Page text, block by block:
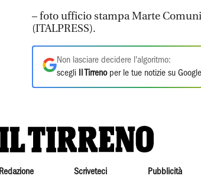
– foto ufficio stampa Marte
(ITALPRESS).
Non lasciare decidere l'algoritmo:
scegli
Il Tirrenoper le tue notizie su Google
Redazione Scriveteci Pubblicità